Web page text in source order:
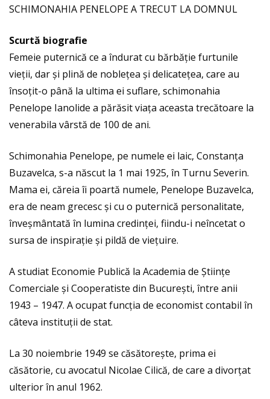
SCHIMONAHIA PENELOPE A TRECUT LA DOMNUL
Scurtă biografie
Femeie puternică ce a îndurat cu bărbăție furtunile
vieții, dar și plină de noblețea și delicatețea, care au
însoțit-o până la ultima ei suflare, schimonahia
Penelope Ianolide a părăsit viața aceasta trecătoare la
venerabila vârstă de 100 de ani.
Schimonahia Penelope, pe numele ei laic, Constanța
Buzavelca, s-a născut la 1 mai 1925, în Turnu Severin.
Mama ei, căreia îi poartă numele, Penelope Buzavelca,
era de neam grecesc și cu o puternică personalitate,
înveșmântată în lumina credinței, fiindu-i neîncetat o
sursa de inspirație și pildă de viețuire.
A studiat Economie Publică la Academia de Științe
Comerciale și Cooperatiste din București, între anii
1943 – 1947. A ocupat funcția de economist contabil în
câteva instituții de stat.
La 30 noiembrie 1949 se căsătorește, prima ei
căsătorie, cu avocatul Nicolae Cilică, de care a divorțat
ulterior în anul 1962.